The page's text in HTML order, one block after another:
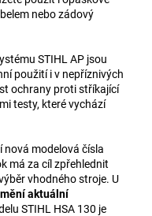
nebo zádový
STIHL AP jsou
použití i v nepříznivých
ochrany proti stříkající
testy, které vychází
nová modelová čísla
má za cíl zpřehlednit
vhodného stroje. U
mění aktuální
STIHL HSA 130 je